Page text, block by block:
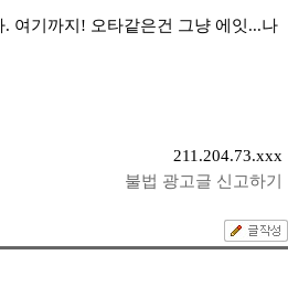
여기까지! 오타같은건 그냥 에잇...나
211.204.73.xxx
불법 광고글 신고하기